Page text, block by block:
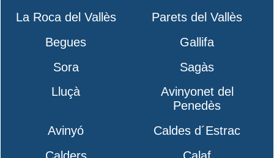
La Roca del Vallès
Parets del Vallès
Begues
Gallifa
Sora
Sagàs
Lluçà
Avinyonet del
Penedès
Avinyó
Caldes d´Estrac